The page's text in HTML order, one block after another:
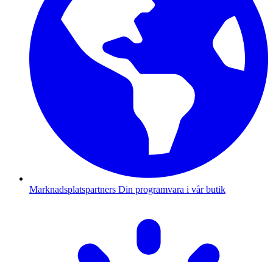
Marknadsplatspartners Din programvara i vår butik